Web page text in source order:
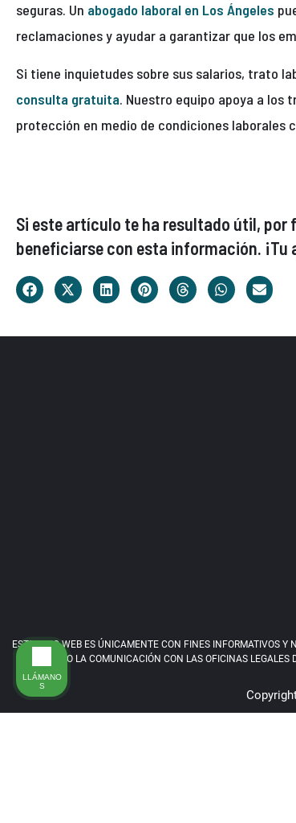
seguras. Un abogado laboral en Los Ángeles
reclamaciones y ayudar a garantizar que los
Si tiene inquietudes sobre sus salarios, trato
consulta gratuita. Nuestro equipo apoya a los
protección en medio de condiciones laborales
Si este artículo te ha resultado útil, por
beneficiarse con esta información. ¡Tu
ESTE SITIO WEB ES ÚNICAMENTE CON FINES INFORMATIVOS Y
ESTE SITIO O LA COMUNICACIÓN CON LAS OFICINAS
LLÁMANO
S